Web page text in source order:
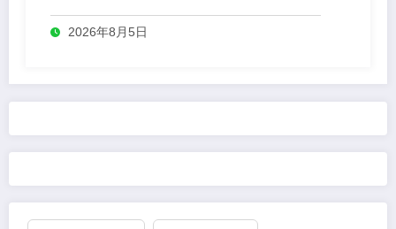
2026年8月5日